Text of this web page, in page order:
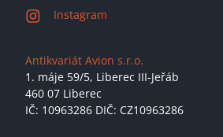
Instagram
Antikvariát Avion s.r.o.
1. máje 59/5, Liberec III-Jeřáb
460 07 Liberec
IČ: 10963286 DIČ: CZ10963286